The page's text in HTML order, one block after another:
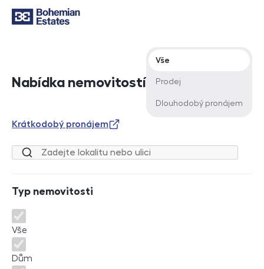
Nabídka nemovitostí
Typ nabídky
Vše
Prodej
Dlouhodobý pronájem
Krátkodobý pronájem
Lokalita nebo ulice
Typ nemovitosti
Typ nemovitosti
Vše
Dům